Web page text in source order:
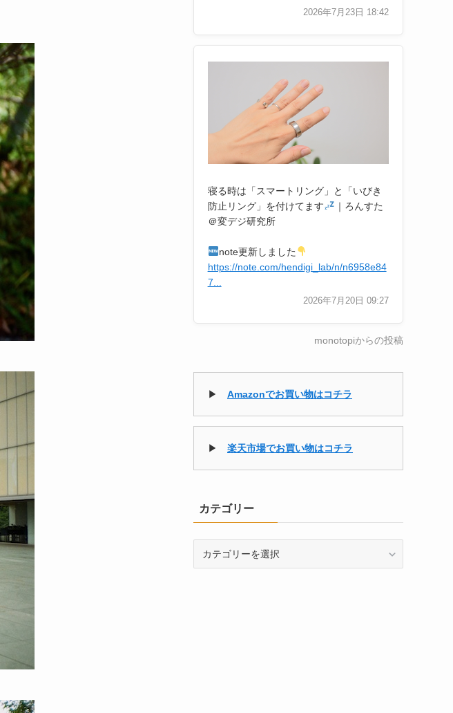
2026年7月23日 18:42
寝る時は「スマートリング」と「いびき
防止リング」を付けてます
｜ろんすた
＠変デジ研究所
note更新しました
https://note.com/hendigi_lab/n/n6958e84
7...
2026年7月20日 09:27
monotopiからの投稿
▶ Amazonでお買い物はコチラ
▶ 楽天市場でお買い物はコチラ
カテゴリー